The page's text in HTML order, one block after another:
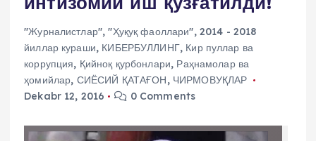
"Журналистлар","Ҳуқуқ фаоллари", 2014 - 2018
йиллар кураши, КИБЕРБУЛЛИНГ, Кир пуллар ва
коррупция, Қийноқ қурбонлари, Раҳнамолар ва
ҳомийлар, СИЁСИЙ ҚАТАҒОН, ЧИРМОВУҚЛАР
Dekabr 12, 2016
0 Comments